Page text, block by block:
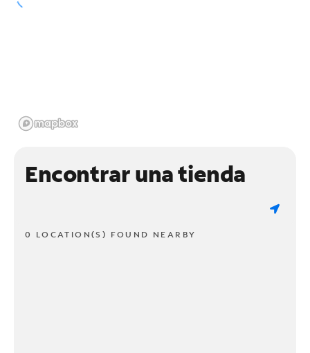
Encontrar una tienda
0 LOCATION(S) FOUND NEARBY